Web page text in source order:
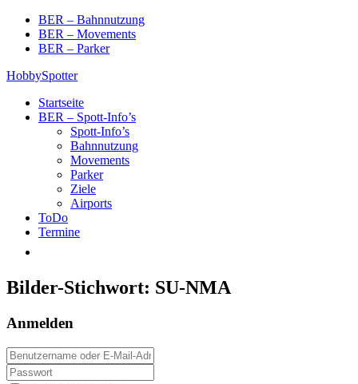
Skip
content
BER – Bahnnutzung
BER – Movements
BER – Parker
HobbySpotter
Startseite
BER – Spott-Info’s
Spott-Info’s
Bahnnutzung
Movements
Parker
Ziele
Airports
ToDo
Termine
Bilder-Stichwort: SU-NMA
Anmelden